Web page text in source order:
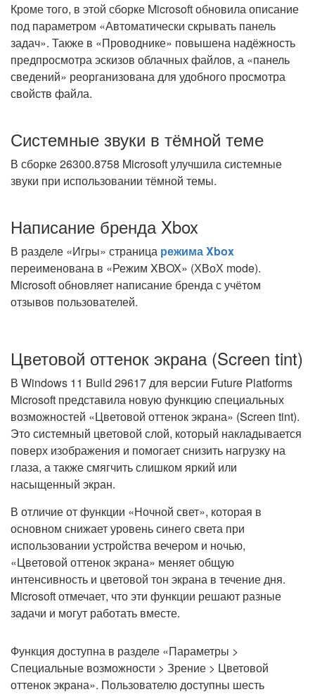
Кроме того, в этой сборке Microsoft обновила описание
под параметром «Автоматически скрывать панель
задач». Также в «Проводнике» повышена надёжность
предпросмотра эскизов облачных файлов, а «панель
сведений» реорганизована для удобного просмотра
свойств файла.
Системные звуки в тёмной теме
В сборке 26300.8758 Microsoft улучшила системные
звуки при использовании тёмной темы.
Написание бренда Xbox
В разделе «Игры» страница режима Xbox
переименована в «Режим XBOX» (ХВоХ mode).
Microsoft обновляет написание бренда с учётом
отзывов пользователей.
Цветовой оттенок экрана (Screen tint)
В Windows 11 Build 29617 для версии Future Platforms
Microsoft представила новую функцию специальных
возможностей «Цветовой оттенок экрана» (Screen tint).
Это системный цветовой слой, который накладывается
поверх изображения и помогает снизить нагрузку на
глаза, а также смягчить слишком яркий или
насыщенный экран.
В отличие от функции «Ночной свет», которая в
основном снижает уровень синего света при
использовании устройства вечером и ночью,
«Цветовой оттенок экрана» меняет общую
интенсивность и цветовой тон экрана в течение дня.
Microsoft отмечает, что эти функции решают разные
задачи и могут работать вместе.
Функция доступна в разделе «Параметры >
Специальные возможности > Зрение > Цветовой
оттенок экрана». Пользователю доступны шесть